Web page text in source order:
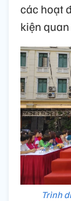
các hoạt
kiện
Trình